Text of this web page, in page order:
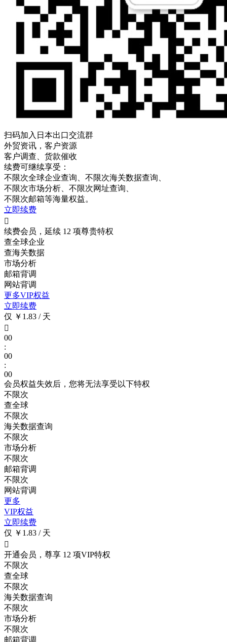
扫码加入日本出口交流群
外贸资讯，客户资源
客户调查、货款催收
续费可继续享受：
不限次全球企业查询、 不限次海关数据查询、
不限次市场分析、 不限次网址查询、
不限次邮箱等海量权益。
立即续费

续费会员，延续 12 项尊贵特权
查全球企业
查海关数据
市场分析
邮箱背调
网站背调
更多VIP权益
立即续费
仅 ￥1.83 / 天

00
:
00
:
00
会员权益失效后，您将无法享受以下特权
不限次
查全球
不限次
海关数据查询
不限次
市场分析
不限次
邮箱背调
不限次
网站背调
更多
VIP权益
立即续费
仅 ￥1.83 / 天

开通会员，尊享 12 项VIP特权
不限次
查全球
不限次
海关数据查询
不限次
市场分析
不限次
邮箱背调